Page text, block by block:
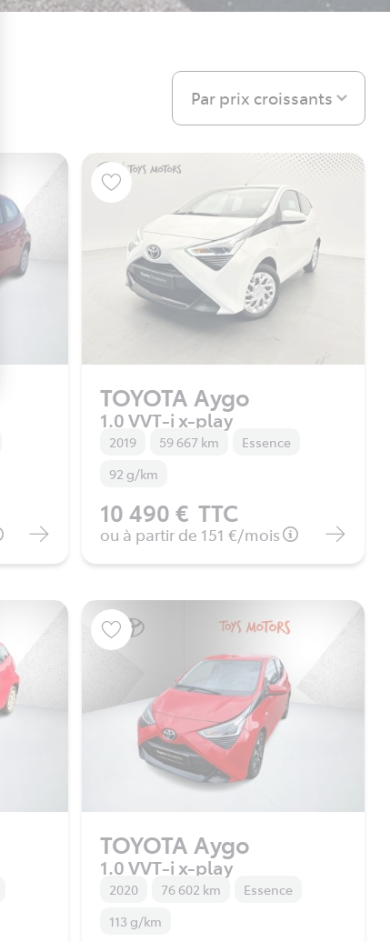
Par prix croissants
TOYOTA Aygo
1.0 VVT-i x-play
2019 59 667 km
Essence
92 g/km
10 490 € TTC
ou à partir de 151 €/mois
TOYOTA Aygo
1.0 VVT-i x-play
2020 76 602 km
Essence
113 g/km